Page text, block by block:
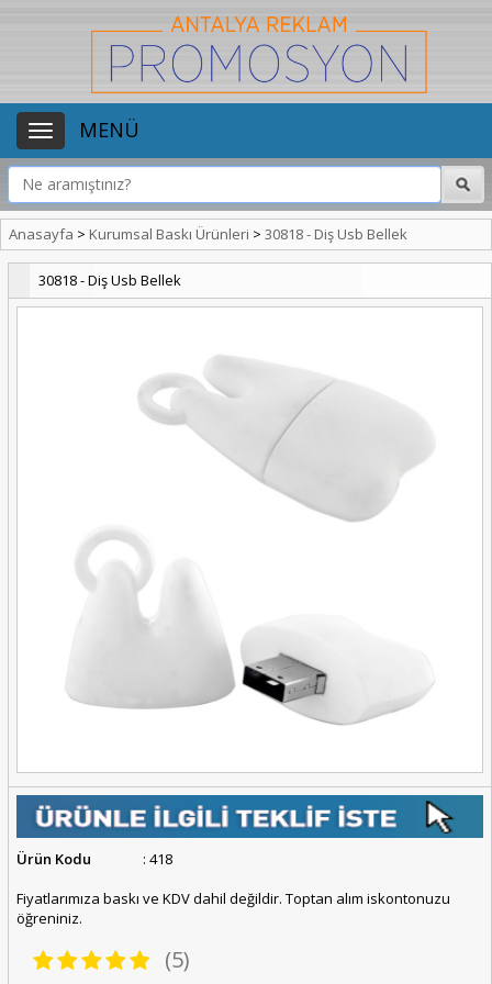
MENÜ
Anasayfa > Kurumsal Baskı Ürünleri > 30818 - Diş Usb Bellek
30818 - Diş Usb Bellek
Ürün Kodu
: 418
Fiyatlarımıza baskı ve KDV dahil değildir. Toptan alım iskontonuzu
öğreniniz.
(5)